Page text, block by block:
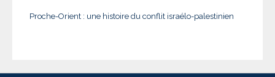
Proche-Orient : une histoire du conflit israélo-palestinien